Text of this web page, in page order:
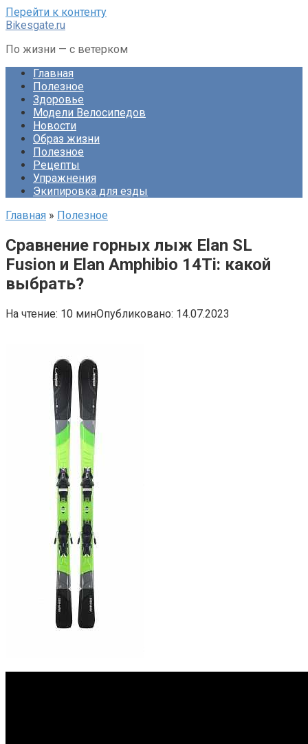
Перейти к контенту
Bikesgate.ru
По жизни — с ветерком
Главная
Полезное
Здоровье
Модели Велосипедов
Новости
Образ жизни
Полезное
Рецепты
Упражнения
Экипировка для езды
Главная » Полезное
Сравнение горных лыж Elan SL
Fusion и Elan Amphibio 14Ti: какой
выбрать?
На чтение: 10 минОпубликовано: 14.07.2023